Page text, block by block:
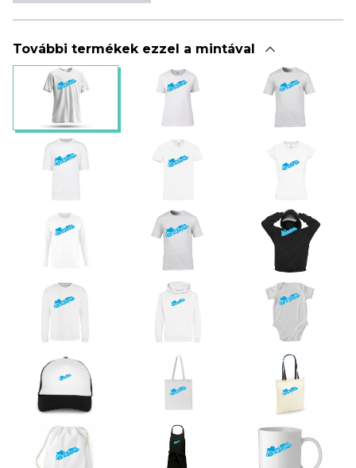
További termékek ezzel a mintával